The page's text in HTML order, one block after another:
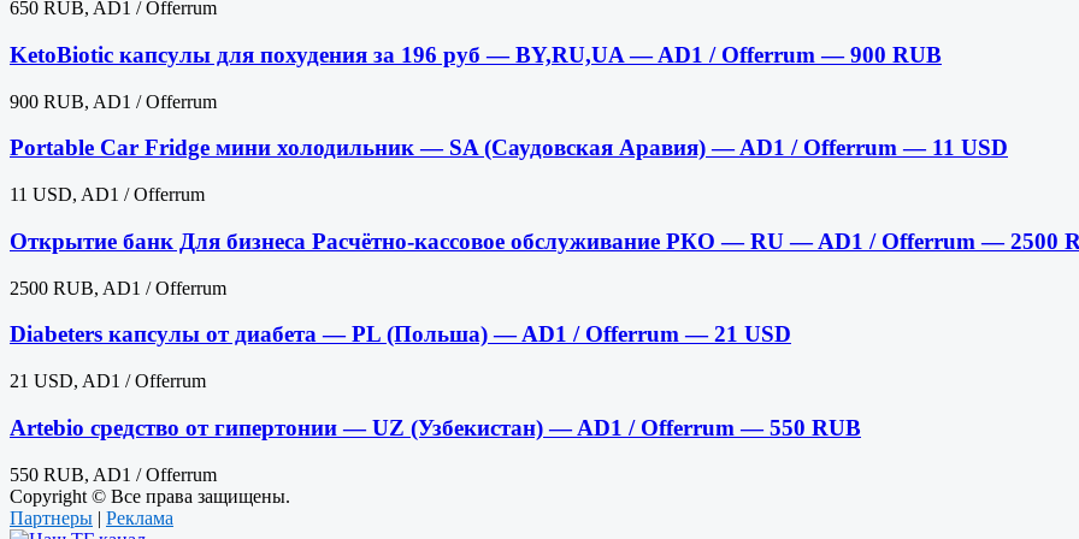
650 RUB, AD1 / Offerrum
KetoBiotic капсулы для похудения за 196 руб — BY,RU,UA — AD1 / Offerrum — 900 RUB
900 RUB, AD1 / Offerrum
Portable Car Fridge мини холодильник — SA (Саудовская Аравия) — AD1 / Offerrum — 11 USD
11 USD, AD1 / Offerrum
Открытие банк Для бизнеса Расчётно-кассовое обслуживание РКО — RU — AD1 / Offerrum — 2500
2500 RUB, AD1 / Offerrum
Diabeters капсулы от диабета — PL (Польша) — AD1 / Offerrum — 21 USD
21 USD, AD1 / Offerrum
Artebio средство от гипертонии — UZ (Узбекистан) — AD1 / Offerrum — 550 RUB
550 RUB, AD1 / Offerrum
Copyright © Все права защищены.
Партнеры | Реклама